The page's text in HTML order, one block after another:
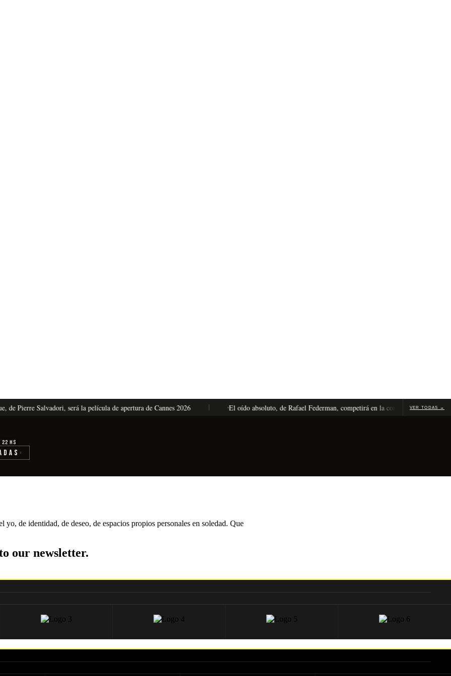
Pierre Salvadori, será la película de apertura de Cannes 2026 El oído absoluto, de Rafael Federman, competirá en la competenciaVER TODAS →
hs
›
de identidad, de deseo, de espacios propios personales en soledad. Que
our newsletter.